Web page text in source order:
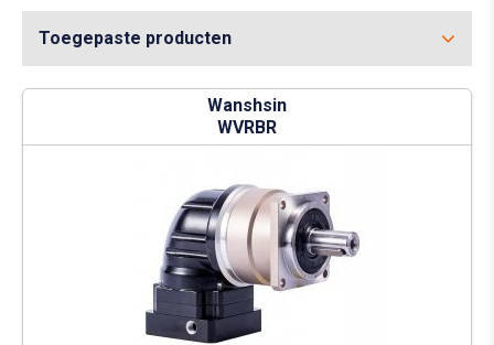
Toegepaste producten
Wanshsin
WVRBR